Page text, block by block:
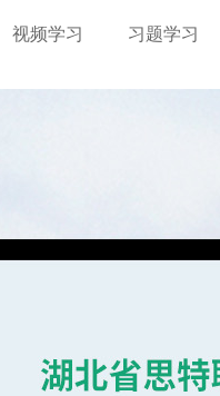
视频学习 习题学习